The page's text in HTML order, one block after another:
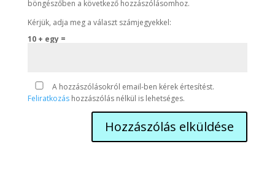
böngészőben a következő hozzászólásomhoz.
Kérjük, adja meg a választ számjegyekkel:
10 + egy =
A hozzászólásokról email-ben kérek értesítést.
Feliratkozáshozzászólás nélkül is lehetséges.